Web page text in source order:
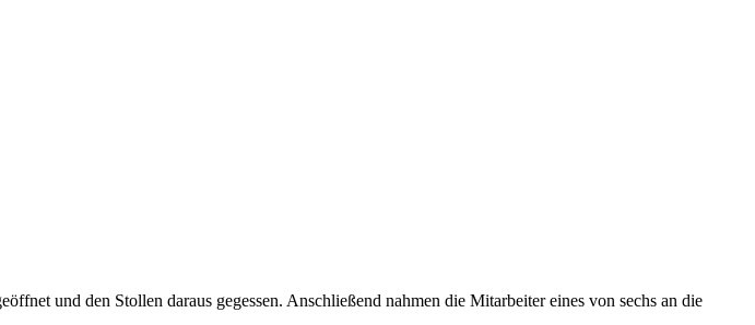
und den Stollen daraus gegessen. Anschließend nahmen die Mitarbeiter eines von sechs an die